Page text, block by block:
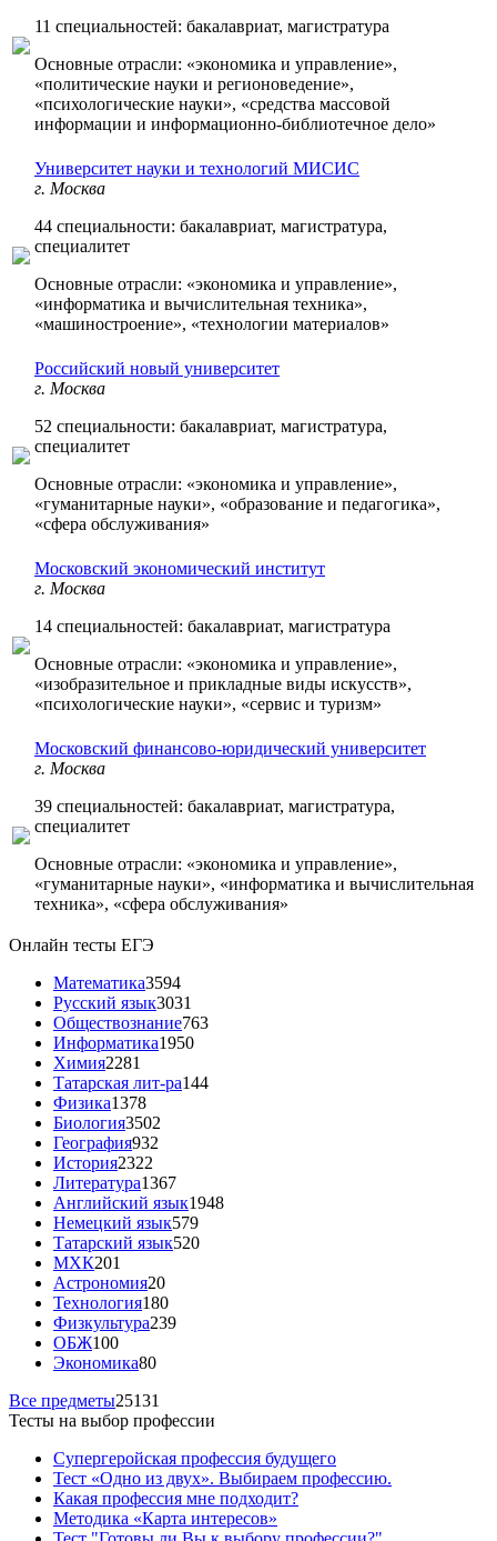
11 специальностей: бакалавриат, магистратура
Основные отрасли: «экономика и управление»,
«политические науки и регионоведение»,
«психологические науки», «средства массовой
информации и информационно-библиотечное дело»
Университет науки и технологий МИСИС
г. Москва
44 специальности: бакалавриат, магистратура,
специалитет
Основные отрасли: «экономика и управление»,
«информатика и вычислительная техника»,
«машиностроение», «технологии материалов»
Российский новый университет
г. Москва
52 специальности: бакалавриат, магистратура,
специалитет
Основные отрасли: «экономика и управление»,
«гуманитарные науки», «образование и педагогика»,
«сфера обслуживания»
Московский экономический институт
г. Москва
14 специальностей: бакалавриат, магистратура
Основные отрасли: «экономика и управление»,
«изобразительное и прикладные виды искусств»,
«психологические науки», «сервис и туризм»
Московский финансово-юридический университет
г. Москва
39 специальностей: бакалавриат, магистратура,
специалитет
Основные отрасли: «экономика и управление»,
«гуманитарные науки», «информатика и вычислительная
техника», «сфера обслуживания»
Онлайн тесты ЕГЭ
Математика3594
Русский язык3031
Обществознание763
Информатика1950
Химия2281
Татарская лит-ра144
Физика1378
Биология3502
География932
История2322
Литература1367
Английский язык1948
Немецкий язык579
Татарский язык520
МХК201
Астрономия20
Технология180
Физкультура239
ОБЖ100
Экономика80
Все предметы25131
Тесты на выбор профессии
Супергеройская профессия будущего
Тест «Одно из двух». Выбираем профессию.
Какая профессия мне подходит?
Методика «Карта интересов»